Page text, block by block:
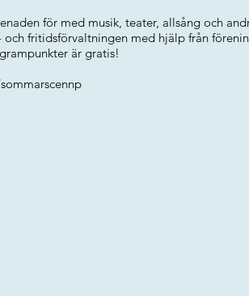
för med musik, teater, allsång och
fritidsförvaltningen med hjälp från
är gratis!